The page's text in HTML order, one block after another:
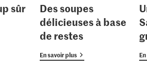
sûr
Des soupes
délicieuses à base
de restes
En savoir plus